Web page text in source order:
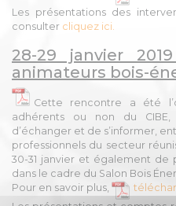
Les présentations des
consulter cliquez ici.
28-29 janvier
animateurs bois-
Cette rencontre a été
adhérents ou non du
d’échanger et de s’informer,
professionnels du secteur
30-31 janvier et également de
dans le cadre du Salon Bois
Pour en savoir plus,